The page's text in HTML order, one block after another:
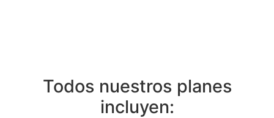
Todos nuestros planes
incluyen: